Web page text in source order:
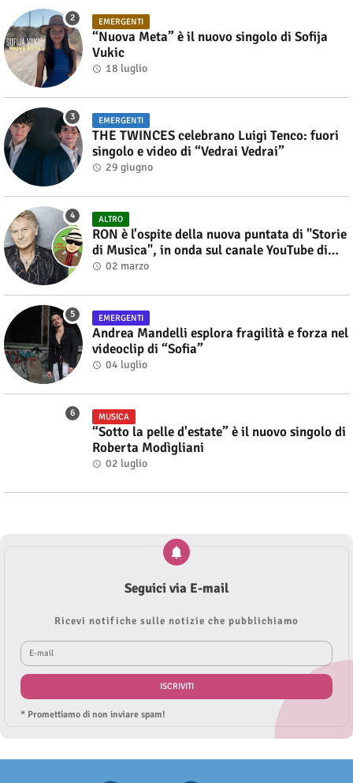
EMERGENTI
“Nuova Meta” è il nuovo singolo di Sofija
Vukic
18 luglio
EMERGENTI
THE TWINCES celebrano Luigi Tenco: fuori
singolo e video di “Vedrai Vedrai”
29 giugno
ALTRO
RON è l'ospite della nuova puntata di "Storie
di Musica", in onda sul canale YouTube di
Alberto Salerno
02 marzo
EMERGENTI
Andrea Mandelli esplora fragilità e forza nel
videoclip di “Sofia”
04 luglio
MUSICA
“Sotto la pelle d'estate” è il nuovo singolo di
Roberta Modìgliani
02 luglio
Seguici via E-mail
Ricevi notifiche sulle notizie che pubblichiamo
* Promettiamo di non inviare spam!